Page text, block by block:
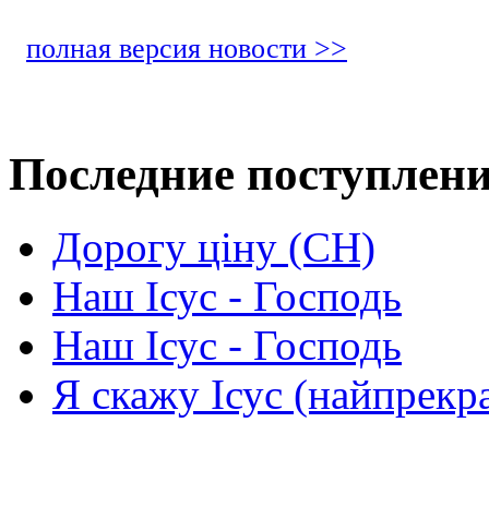
полная версия новости >>
Последние
Дорогу ціну (СН)
Наш Ісус - Господь
Наш Ісус - Господь
Я скажу Ісус